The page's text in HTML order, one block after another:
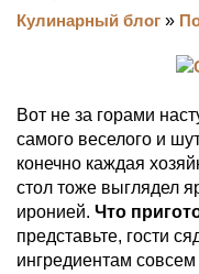
Кулинарный блог »
Вот не за горами
самого веселого и
конечно каждая
стол тоже выглядел
иронией. Что
представьте, гости
ингредиентам совсем